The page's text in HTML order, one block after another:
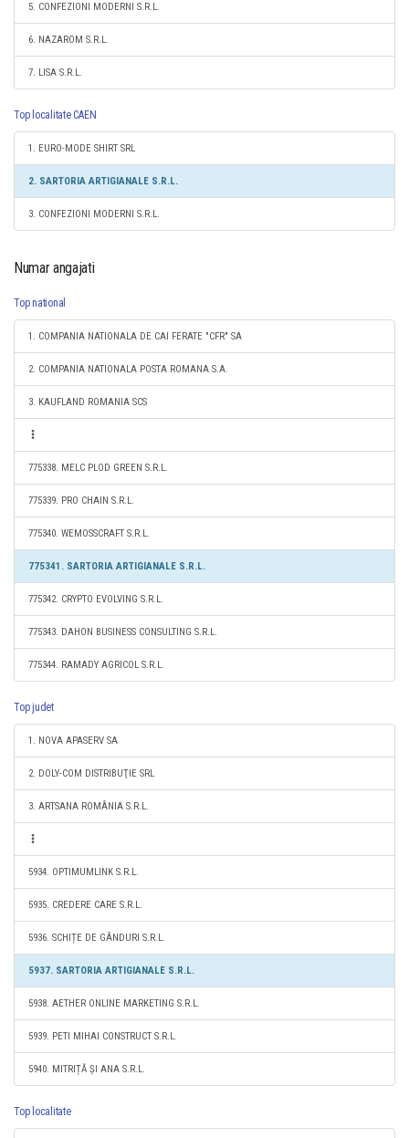
5. CONFEZIONI MODERNI S.R.L.
6. NAZAROM S.R.L.
7. LISA S.R.L.
Top localitate CAEN
1. EURO-MODE SHIRT SRL
2. SARTORIA ARTIGIANALE S.R.L.
3. CONFEZIONI MODERNI S.R.L.
Numar angajati
Top national
1. COMPANIA NATIONALA DE CAI FERATE "CFR" SA
2. COMPANIA NATIONALA POSTA ROMANA S.A.
3. KAUFLAND ROMANIA SCS
775338. MELC PLOD GREEN S.R.L.
775339. PRO CHAIN S.R.L.
775340. WEMOSSCRAFT S.R.L.
775341. SARTORIA ARTIGIANALE S.R.L.
775342. CRYPTO EVOLVING S.R.L.
775343. DAHON BUSINESS CONSULTING S.R.L.
775344. RAMADY AGRICOL S.R.L.
Top judet
1. NOVA APASERV SA
2. DOLY-COM DISTRIBUŢIE SRL
3. ARTSANA ROMÂNIA S.R.L.
5934. OPTIMUMLINK S.R.L.
5935. CREDERE CARE S.R.L.
5936. SCHIȚE DE GÂNDURI S.R.L.
5937. SARTORIA ARTIGIANALE S.R.L.
5938. AETHER ONLINE MARKETING S.R.L.
5939. PETI MIHAI CONSTRUCT S.R.L.
5940. MITRIȚĂ ȘI ANA S.R.L.
Top localitate